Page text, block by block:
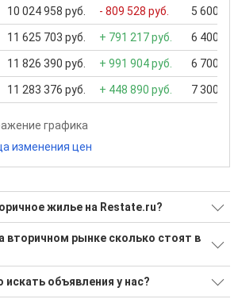
10 024 958 руб. - 809 528 руб. 5 600
11 625 703 руб. + 791 217 руб. 6 400
11 826 390 руб. + 991 904 руб. 6 700
11 283 376 руб. + 448 890 руб. 7 300
графика
изменения цен
жилье на Restate.ru?
проверенных объявления
поиском по новостройкам, для
вам варианта
вторичном рынке сколько стоят в
5 000 000 Р. Максимальная цена: 24 000
291 870 Р
искать объявления у нас?